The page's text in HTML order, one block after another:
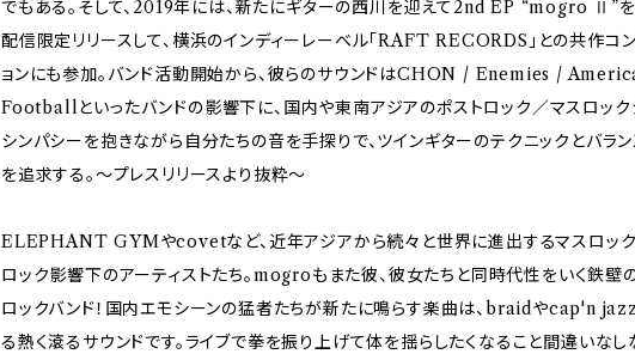
でもある。そして、2019年には、新たにギターの西川を迎えて2nd EP “mogro Ⅱ”
配信限定リリースして、横浜のインディーレーベル「RAFT RECORDS」との共作コ
ョンにも参加。バンド活動開始から、彼らのサウンドはCHON / Enemies /
Footballといったバンドの影響下に、国内や東南アジアのポストロック／マスロック
シンパシーを抱きながら自分たちの音を手探りで、ツインギターのテクニックとバラ
を追求する。～プレスリリースより抜粋～
ELEPHANT GYMやcovetなど、近年アジアから続々と世界に進出するマスロック
ロック影響下のアーティストたち。mogroもまた彼、彼女たちと同時代性をいく鉄壁
ロックバンド！国内エモシーンの猛者たちが新たに鳴らす楽曲は、braidやcap'n
る熱く滾るサウンドです。ライブで拳を振り上げて体を揺らしたくなること間違いな